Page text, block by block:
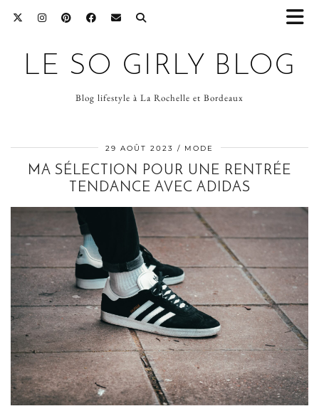
LE SO GIRLY BLOG
Blog lifestyle à La Rochelle et Bordeaux
29 AOÛT 2023 MODE
MA SÉLECTION POUR UNE RENTRÉE
TENDANCE AVEC ADIDAS